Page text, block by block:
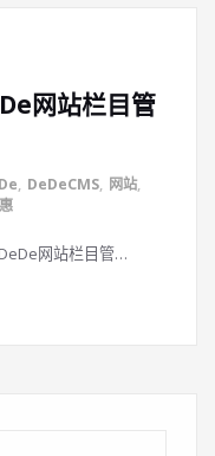
网站栏目管
, DeDeCMS, 网站,
网站栏目管…